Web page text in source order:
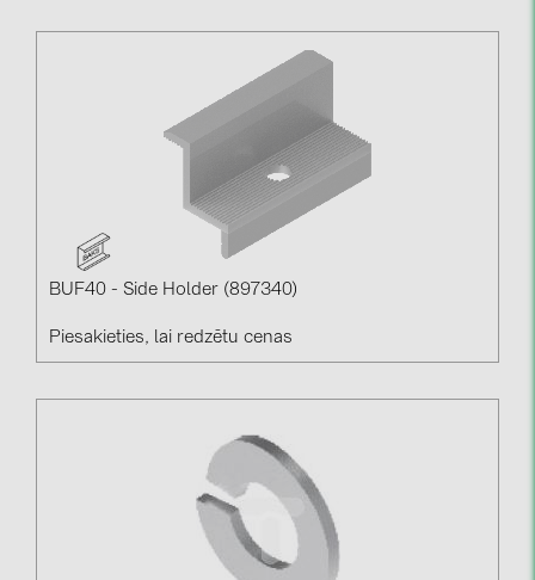
BUF40 - Side Holder (897340)
Piesakieties, lai redzētu cenas